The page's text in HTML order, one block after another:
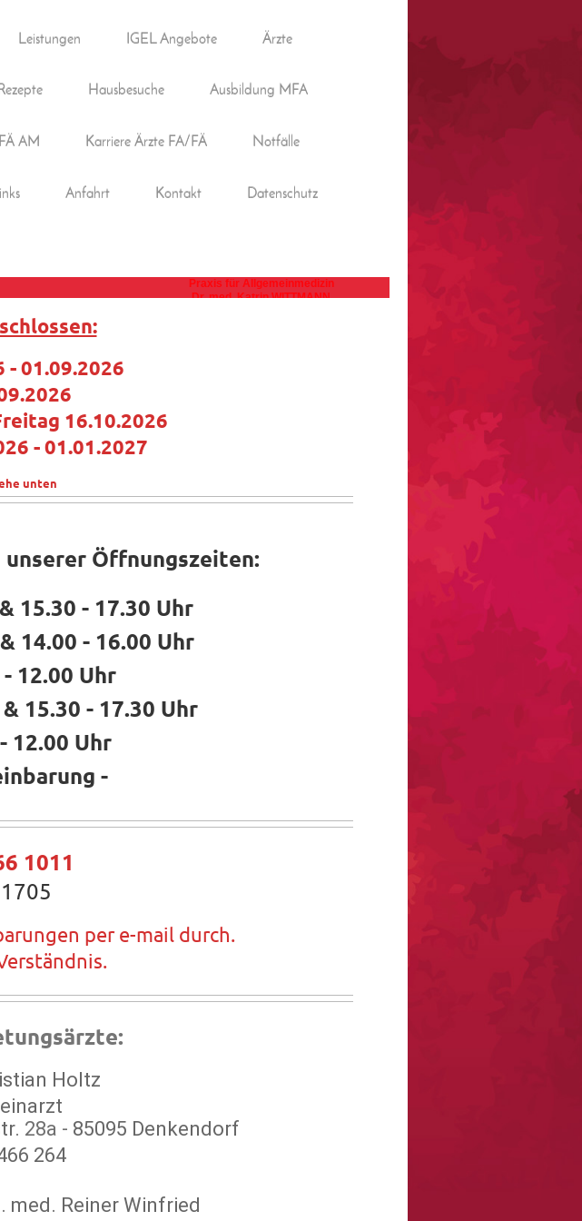
Leistungen IGEL Angebote Ärzte
Hausbesuche Ausbildung MFA
AM Karriere Ärzte FA/FÄ Notfälle
Anfahrt Kontakt Datenschutz
Praxis für Allgemeinmedizin
Dr. med. Katrin WITTMANN
- 01.09.2026
16.10.2026
- 01.01.2027
unten
Öffnungszeiten:
- 17.30 Uhr
- 16.00 Uhr
Uhr
15.30 - 17.30 Uhr
Uhr
-
1011
per e-mail durch.
Holtz
28a - 85095 Denkendorf
264
med. Reiner Winfried